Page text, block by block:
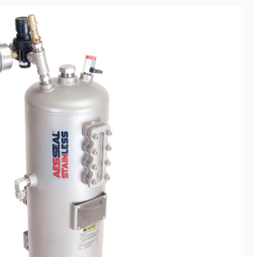
und
Sie uns